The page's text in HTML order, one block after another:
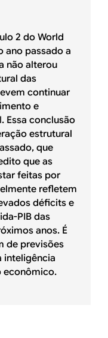
2 do World
ano passado a
não alterou
das
continuar
e
Essa conclusão
estrutural
que
que as
feitas por
refletem
déficits e
PIB das
anos. É
de previsões
inteligência
econômico.